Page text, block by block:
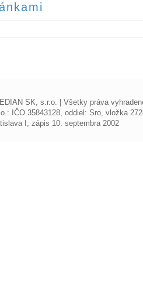
SK, s.r.o. | Všetky práva
IČO 35843128, oddiel: Sro, vložka
I, zápis 10. septembra 2002